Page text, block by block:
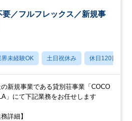
／フルフレックス／新規事
界未経験OK 土日祝休み 休日120日以上
の新規事業である貸別荘事業「COCO
」にて下記業務をお任せします
務詳細】